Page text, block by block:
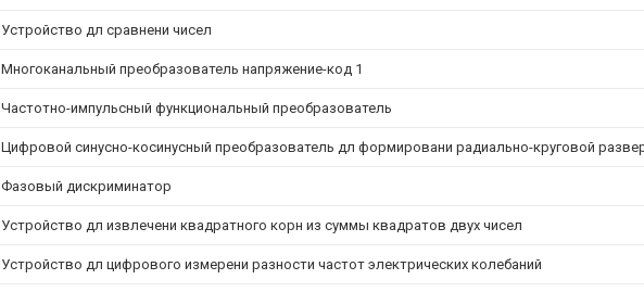
Устройство дл сравнени чисел
Многоканальный преобразователь напряжение-код 1
Частотно-импульсный функциональный преобразователь
Цифровой синусно-косинусный преобразователь дл формировани радиально-круговой
Фазовый дискриминатор
Устройство дл извлечени квадратного корн из суммы квадратов двух чисел
Устройство дл цифрового измерени разности частот электрических колебаний